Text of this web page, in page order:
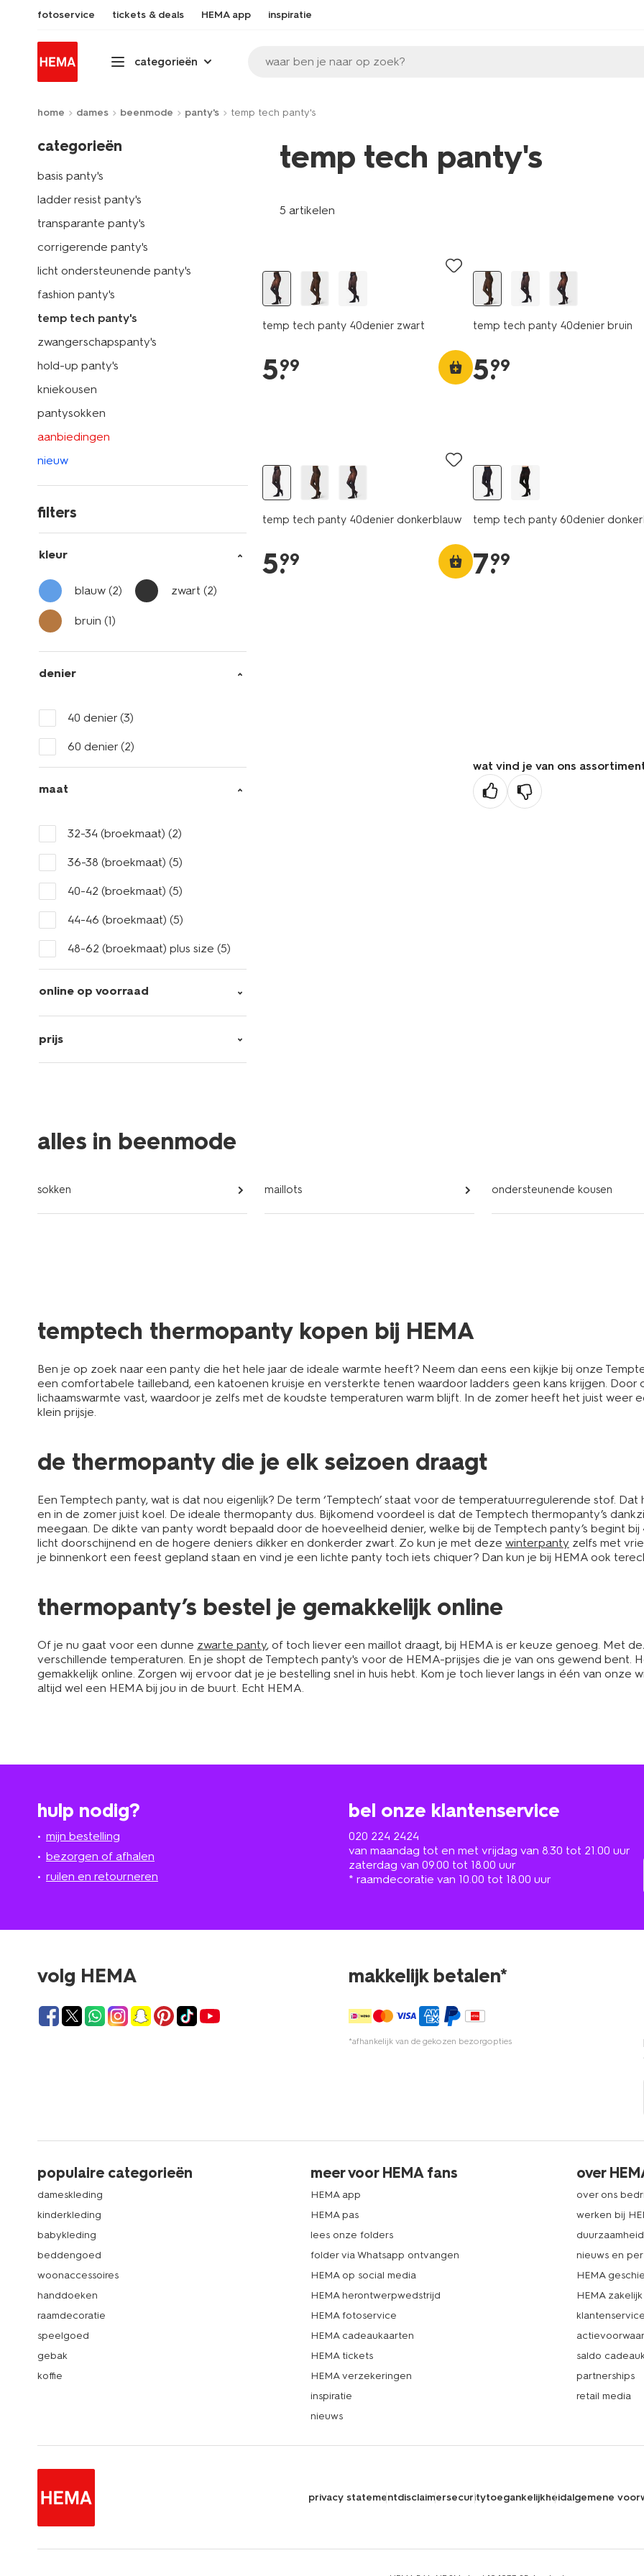
fotoservice tickets & deals HEMA app inspiratie
categorieën waar ben je naar op zoek?
home dames beenmode panty's temp tech panty's
categorieën
basis panty's
ladder resist panty's
transparante panty's
corrigerende panty's
licht ondersteunende panty's
fashion panty's
temp tech panty's
zwangerschapspanty's
hold-up panty's
kniekousen
pantysokken
aanbiedingen
nieuw
filters
kleur
blauw (2) zwart(2)
bruin (1)
denier
40 denier (3)
60 denier (2)
maat
32-34 (broekmaat) (2)
36-38 (broekmaat) (5)
40-42 (broekmaat) (5)
44-46 (broekmaat) (5)
48-62 (broekmaat) plus size (5)
online op voorraad
prijs
temp tech panty's
5 artikelen
temp tech panty 40denier zwart
5.
99
temp tech panty 40denier bruin
5.
99
temp tech panty 40denier donkerblauw
5.
99
temp tech panty 60denier
7.
99
wat vind je van ons
alles in beenmode
sokken maillots ondersteunende kousen
temptech thermopanty kopen bij HEMA
Ben je op zoek naar een panty die het hele jaar de ideale warmte heeft? Neem dan eens een kijkje bij onze
een comfortabele tailleband, een katoenen kruisje en versterkte tenen waardoor ladders geen kans krijgen.
lichaamswarmte vast, waardoor je zelfs met de koudste temperaturen warm blijft. In de zomer heeft het juist
klein prijsje.
de thermopanty die je elk seizoen draagt
Een Temptech panty, wat is dat nou eigenlijk? De term ‘Temptech’ staat voor de temperatuurregulerende stof.
en in de zomer juist koel. De ideale thermopanty dus. Bijkomend voordeel is dat de Temptech thermopanty’s
meegaan. De dikte van panty wordt bepaald door de hoeveelheid denier, welke bij de Temptech panty’s begint
licht doorschijnend en de hogere deniers dikker en donkerder zwart. Zo kun je met deze winterpanty zelfs met
je binnenkort een feest gepland staan en vind je een lichte panty toch iets chiquer? Dan kun je bij HEMA ook
thermopanty’s bestel je gemakkelijk online
Of je nu gaat voor een dunne zwarte panty, of toch liever een maillot draagt, bij HEMA is er keuze genoeg. Met
verschillende temperaturen. En je shopt de Temptech panty's voor de HEMA-prijsjes die je van ons gewend bent.
gemakkelijk online. Zorgen wij ervoor dat je je bestelling snel in huis hebt. Kom je toch liever langs in één van onze
altijd wel een HEMA bij jou in de buurt. Echt HEMA.
hulp nodig?
mijn bestelling
bezorgen of afhalen
ruilen en retourneren
bel onze klantenservice
020 224 2424
van maandag tot en met vrijdag van 8.30 tot 21.00 uur
zaterdag van 09.00 tot 18.00 uur
* raamdecoratie van 10.00 tot 18.00 uur
volg HEMA makkelijk betalen*
*afhankelijk van de gekozen bezorgopties
populaire categorieën
dameskleding
kinderkleding
babykleding
beddengoed
woonaccessoires
handdoeken
raamdecoratie
speelgoed
gebak
koffie
meer voor HEMA fans
HEMA app
HEMA pas
lees onze folders
folder via Whatsapp ontvangen
HEMA op social media
HEMA herontwerpwedstrijd
HEMA fotoservice
HEMA cadeaukaarten
HEMA tickets
HEMA verzekeringen
inspiratie
nieuws
over
over ons
werken bij
duurzaamheid
nieuws en
HEMA
HEMA zakelijk
saldo
partnerships
retail media
privacy statementdisclaimersecuritytoegankelijkheidalgemene